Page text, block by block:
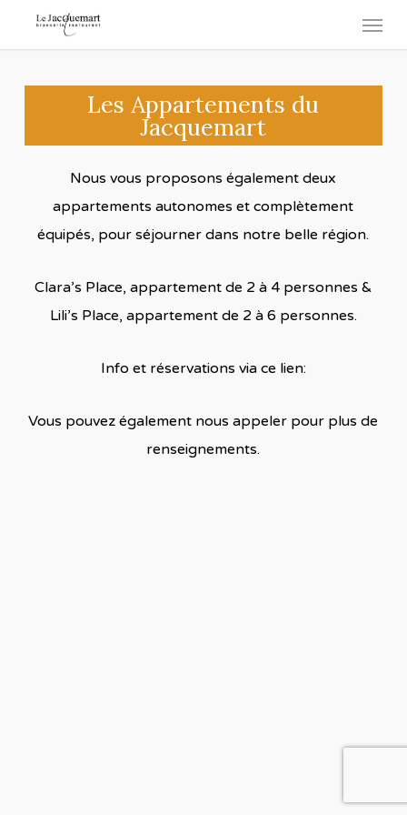
Menu
Les Appartements du
Jacquemart
Nous vous proposons également deux
appartements autonomes et complètement
équipés, pour séjourner dans notre belle région.
Clara’s Place, appartement de 2 à 4 personnes &
Lili’s Place, appartement de 2 à 6 personnes.
Info et réservations via ce lien:
Vous pouvez également nous appeler pour plus de
renseignements.